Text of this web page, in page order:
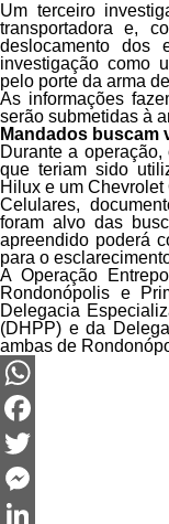
Um terceiro
transportadora e,
deslocamento dos
investigação como
pelo porte da arma
As informações
serão submetidas à
Mandados buscam
Durante a
que teriam sido
Hilux e um Chevrolet
Celulares,
foram alvo das
apreendido poderá
para o
A Operação
Rondonópolis e
Delegacia
(DHPP) e da
ambas de
WhatsApp
Facebook
Twitter
Messenger